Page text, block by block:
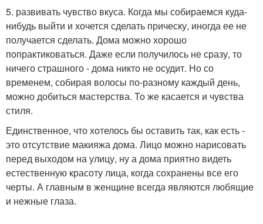
5. развивать чувство вкуса. Когда мы собираемся куда-
нибудь выйти и хочется сделать прическу, иногда ее не
получается сделать. Дома можно хорошо
попрактиковаться. Даже если получилось не сразу, то
ничего страшного - дома никто не осудит. Но со
временем, собирая волосы по-разному каждый день,
можно добиться мастерства. То же касается и чувства
стиля.
Единственное, что хотелось бы оставить так, как есть -
это отсутствие макияжа дома. Лицо можно нарисовать
перед выходом на улицу, ну а дома приятно видеть
естественную красоту лица, когда сохранены все его
черты. А главным в женщине всегда являются любящие
и нежные глаза.